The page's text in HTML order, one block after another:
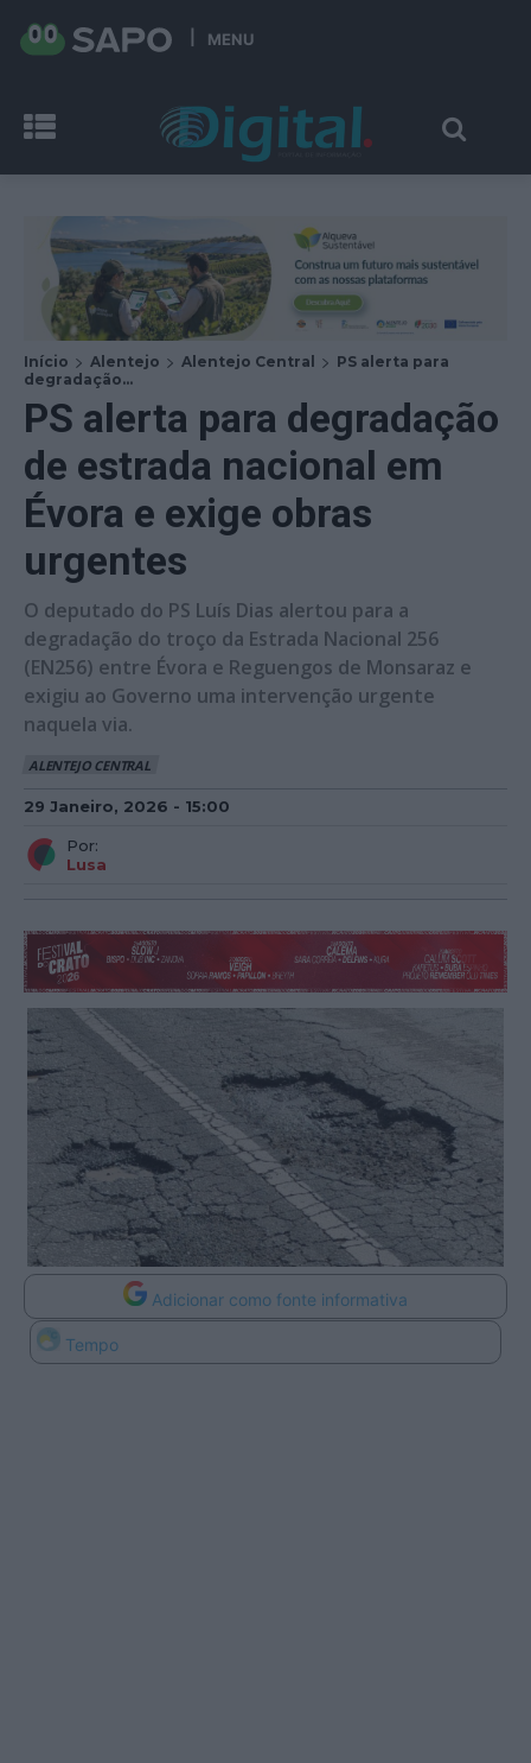
MENU
Início Alentejo Alentejo Central
PS alerta para
degradação...
PS alerta para degradação
de estrada nacional em
Évora e exige obras
urgentes
O deputado do PS Luís Dias alertou para a
degradação do troço da Estrada Nacional 256
(EN256) entre Évora e Reguengos de Monsaraz e
exigiu ao Governo uma intervenção urgente
naquela via.
ALENTEJO CENTRAL
29 Janeiro, 2026 - 15:00
Por:
Lusa
Adicionar como fonte informativa
Tempo